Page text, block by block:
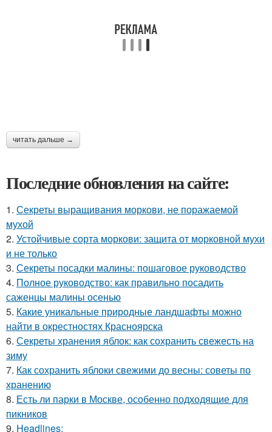
читать дальше →
Последние обновления на сайте:
1. Секреты выращивания моркови, не поражаемой
мухой
2. Устойчивые сорта моркови: защита от морковной мухи
и не только
3. Секреты посадки малины: пошаговое руководство
4. Полное руководство: как правильно посадить
саженцы малины осенью
5. Какие уникальные природные ландшафты можно
найти в окрестностях Красноярска
6. Секреты хранения яблок: как сохранить свежесть на
зиму
7. Как сохранить яблоки свежими до весны: советы по
хранению
8. Есть ли парки в Москве, особенно подходящие для
пикников
9. Headlines: